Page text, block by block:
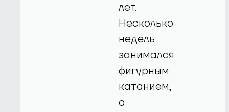
лет.
Несколько
недель
занимался
фигурным
катанием,
а